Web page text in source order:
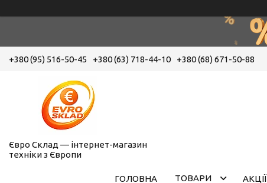
+380 (95) 516-50-45 +380 (63) 718-44-10 +380 (68) 671-50-88
Євро Склад — інтернет-магазин
техніки з Європи
ГОЛОВНА ТОВАРИ АКЦІЇ